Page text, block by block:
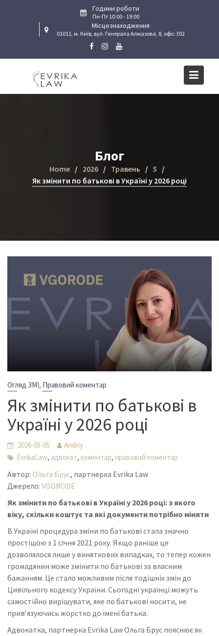
Години роботи
Пн-Пт 10:00 - 19:00
Місцезнаходження
01011, м. Київ, вул. Генерала Алмазова, 8, офіс 302
Блог
Home 2026 Травень
5
Як змінити по батькові в Україні у 2026 році
Огляд ЗМІ, Правовий коментар
Як змінити по батькові в
Україні у 2026 році
2026-05-05
Andriy
EvrikaLaw, адвокат, коментар, правовий коментар
Автор: Ольга Брус, партнерка Evrika Law
Джерело: VGORODE
Як змінити по батькові в Україні у 2026 році: з якого
віку, скільки коштує та які документи потрібно міняти
В Україні процедура зміни по батькові стала значно
простішою з 1 січня 2021 року. Якщо раніше це
дозволялося лише у виняткових випадках, то тепер кожен
громадянин може змінити по батькові за власним
бажанням. Це стало можливим після тодішніх змін до
Цивільного кодексу України. Сьогодні українці можуть
самостійно вирішувати, яке по батькові носити, не
прив’язуючись жорстко до імені батька.
Адвокатка, партнерка Evrika Law Ольга Брус пояснює як